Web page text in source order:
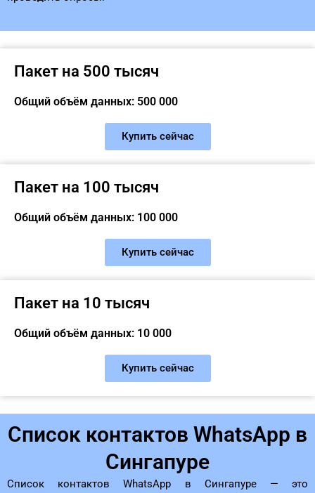
Пакет на 500 тысяч
Общий объём данных: 500 000
Купить сейчас
Пакет на 100 тысяч
Общий объём данных: 100 000
Купить сейчас
Пакет на 10 тысяч
Общий объём данных: 10 000
Купить сейчас
Список контактов WhatsApp в
Сингапуре
Список контактов WhatsApp в Сингапуре — это